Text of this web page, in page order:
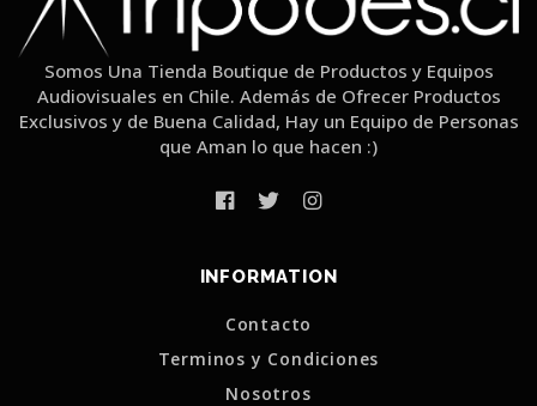
Somos Una Tienda Boutique de Productos y Equipos
Audiovisuales en Chile. Además de Ofrecer Productos
Exclusivos y de Buena Calidad, Hay un Equipo de Personas
que Aman lo que hacen :)
INFORMATION
Contacto
Terminos y Condiciones
Nosotros